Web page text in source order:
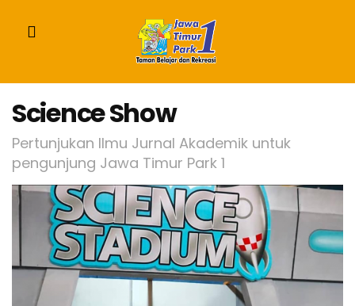
Science Show
Pertunjukan Ilmu Jurnal Akademik untuk
pengunjung Jawa Timur Park 1